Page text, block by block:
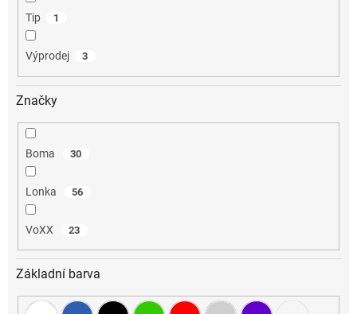
Tip 1
Výprodej 3
Značky
Boma 30
Lonka 56
VoXX 23
Základní barva